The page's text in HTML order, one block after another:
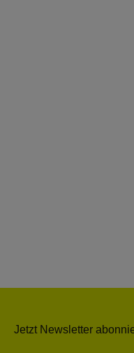
Jetzt Newsletter